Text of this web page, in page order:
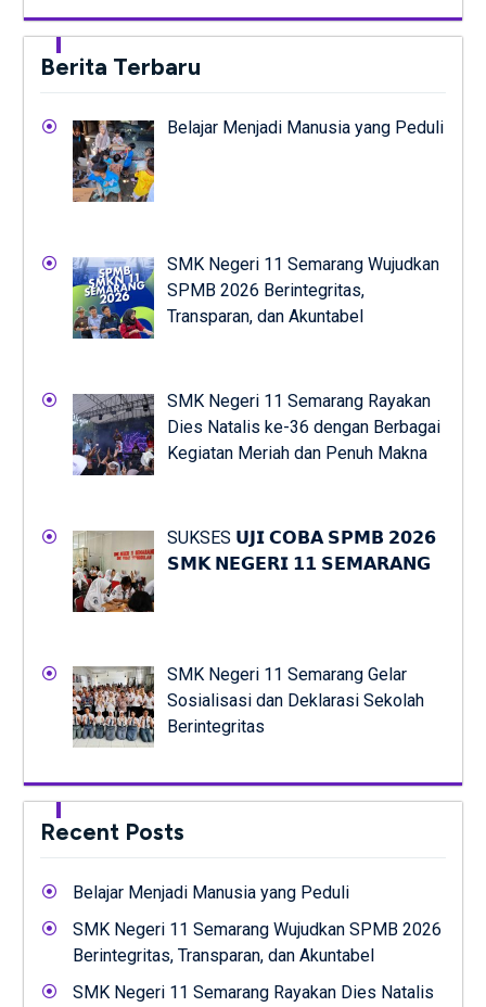
Berita Terbaru
Belajar Menjadi Manusia yang Peduli
SMK Negeri 11 Semarang Wujudkan
SPMB 2026 Berintegritas,
Transparan, dan Akuntabel
SMK Negeri 11 Semarang Rayakan
Dies Natalis ke-36 dengan Berbagai
Kegiatan Meriah dan Penuh Makna
SUKSES 𝗨𝗝𝗜 𝗖𝗢𝗕𝗔 𝗦𝗣𝗠𝗕 𝟮𝟬𝟮𝟲
𝗦𝗠𝗞 𝗡𝗘𝗚𝗘𝗥𝗜 𝟭𝟭 𝗦𝗘𝗠𝗔𝗥𝗔𝗡𝗚
SMK Negeri 11 Semarang Gelar
Sosialisasi dan Deklarasi Sekolah
Berintegritas
Recent Posts
Belajar Menjadi Manusia yang Peduli
SMK Negeri 11 Semarang Wujudkan SPMB 2026
Berintegritas, Transparan, dan Akuntabel
SMK Negeri 11 Semarang Rayakan Dies Natalis